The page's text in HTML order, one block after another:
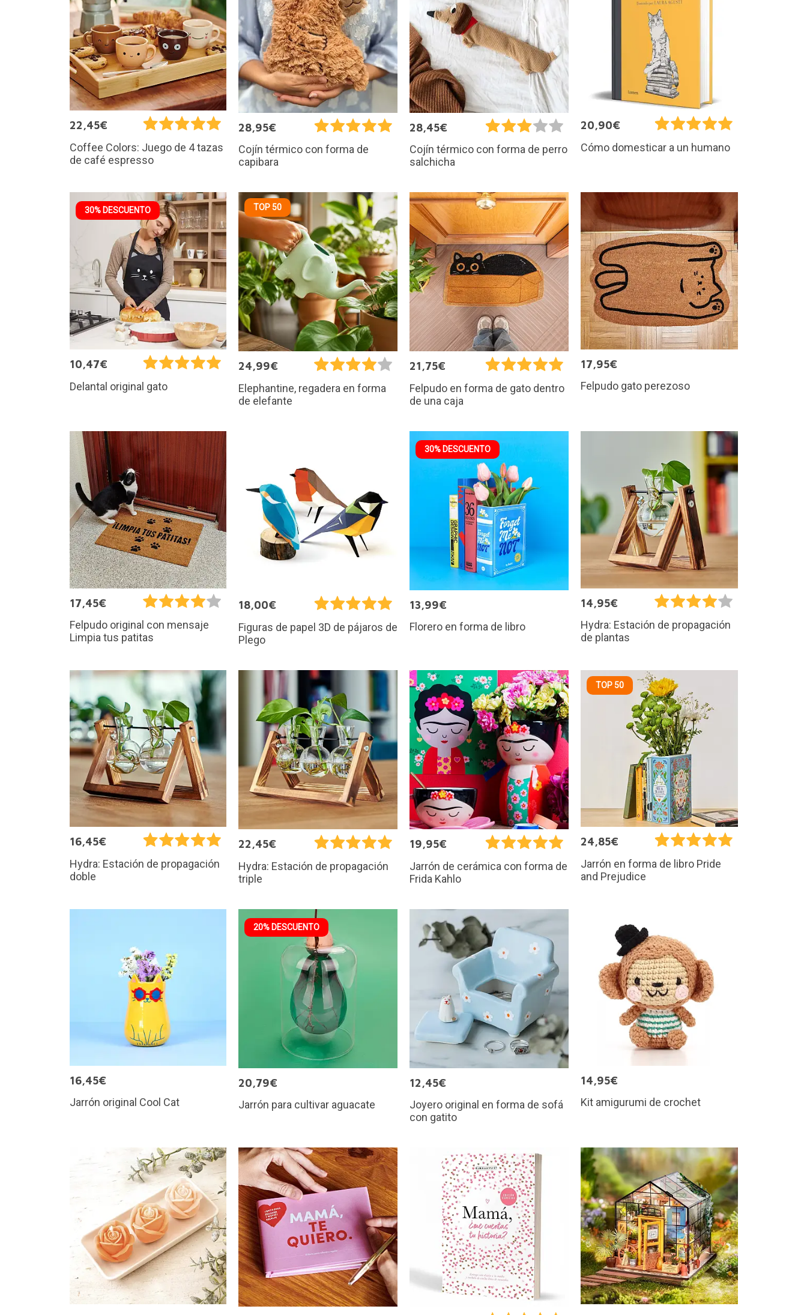
22,45€
Coffee Colors: Juego de 4 tazas
de café espresso
28,95€
Cojín térmico con forma de
capibara
28,45€
Cojín térmico con forma de perro
salchicha
20,90€
Cómo domesticar a un humano
30% DESCUENTO
10,47€
Delantal original gato
TOP 50
24,99€
Elephantine, regadera en forma
de elefante
21,75€
Felpudo en forma de gato dentro
de una caja
17,95€
Felpudo gato perezoso
17,45€
Felpudo original con mensaje
Limpia tus patitas
18,00€
Figuras de papel 3D de pájaros de
Plego
30% DESCUENTO
13,99€
Florero en forma de libro
14,95€
Hydra: Estación de propagación
de plantas
16,45€
Hydra: Estación de propagación
doble
22,45€
Hydra: Estación de propagación
triple
19,95€
Jarrón de cerámica con forma de
Frida Kahlo
TOP 50
24,85€
Jarrón en forma de libro Pride
and Prejudice
16,45€
Jarrón original Cool Cat
20% DESCUENTO
20,79€
Jarrón para cultivar aguacate
12,45€
Joyero original en forma de sofá
con gatito
14,95€
Kit amigurumi de crochet